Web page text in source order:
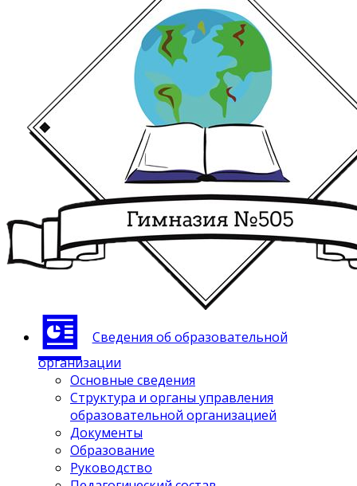
Сведения об образовательной
организации
Основные сведения
Структура и органы управления
образовательной организацией
Документы
Образование
Руководство